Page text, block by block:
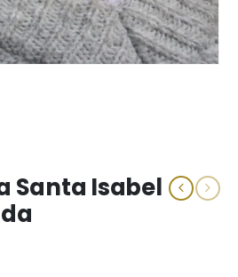
Santa Isabel